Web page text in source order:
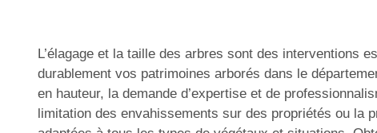
L’élagage et la taille des arbres sont des interventions
durablement vos patrimoines arborés dans le
en hauteur, la demande d’expertise et de
limitation des envahissements sur des propriétés ou la